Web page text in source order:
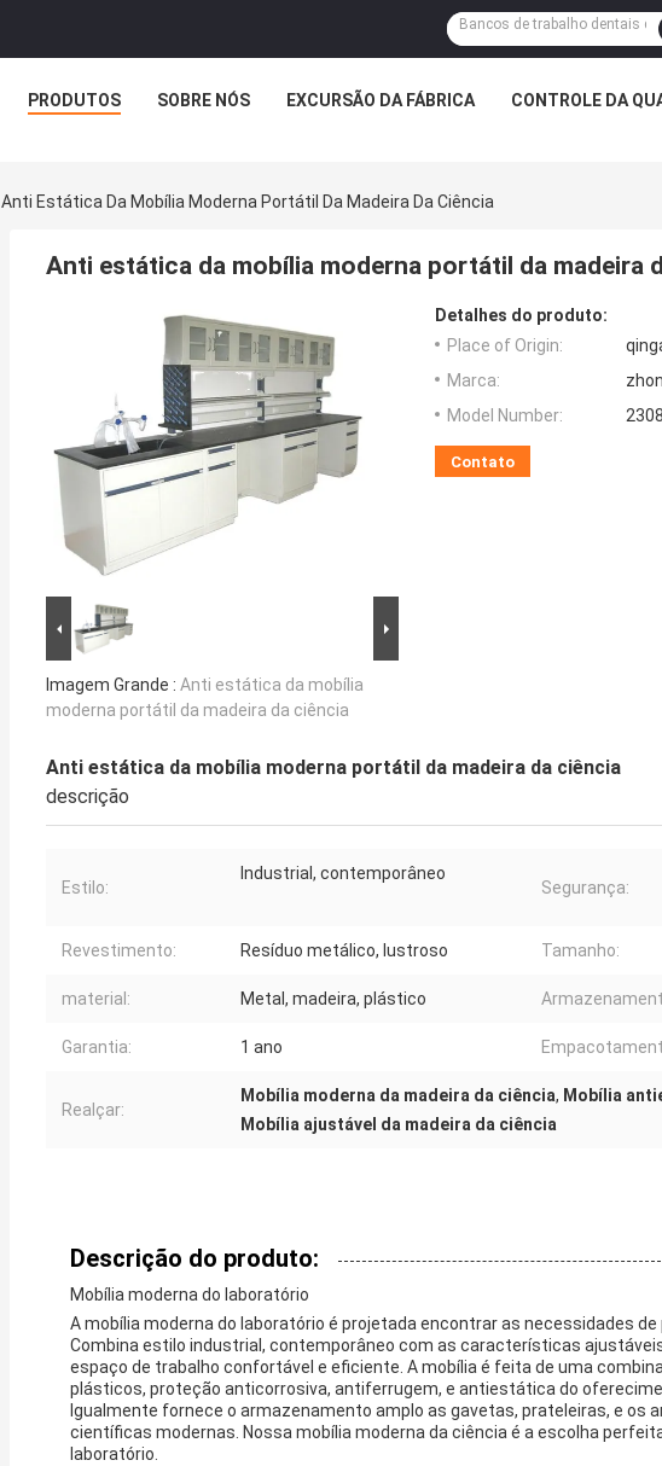
PRODUTOS SOBRE NÓS EXCURSÃO DA FÁBRICA CONTROLE DA
Anti Estática Da Mobília Moderna Portátil Da Madeira Da Ciência
Anti estática da mobília moderna portátil da madeira
Imagem Grande : Anti estática da mobília
moderna portátil da madeira da ciência
Detalhes do produto:
Place of Origin:
Marca:
Model Number:
Contato
Anti estática da mobília moderna portátil da madeira da ciência
descrição
Estilo:
Industrial, contemporâneo
Segurança:
Revestimento: Resíduo metálico, lustroso Tamanho:
material: Metal, madeira, plástico
Garantia: 1 ano
Realçar:
Mobília moderna da madeira da ciência, Mobília
Mobília ajustável da madeira da ciência
Descrição do produto:
Mobília moderna do laboratório
A mobília moderna do laboratório é projetada encontrar as necessidades
Combina estilo industrial, contemporâneo com as características
espaço de trabalho confortável e eficiente. A mobília é feita de uma
plásticos, proteção anticorrosiva, antiferrugem, e antiestática do
Igualmente fornece o armazenamento amplo as gavetas, prateleiras, e os
científicas modernas. Nossa mobília moderna da ciência é a escolha
laboratório.